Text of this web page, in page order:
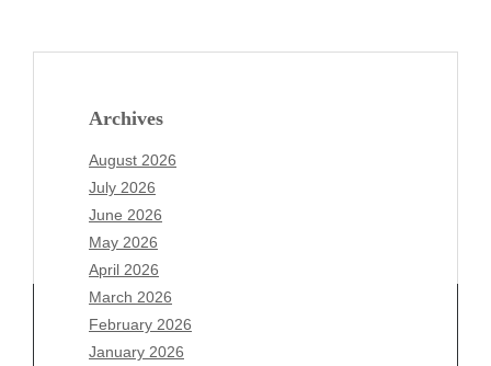
Archives
August 2026
July 2026
June 2026
May 2026
April 2026
March 2026
February 2026
January 2026